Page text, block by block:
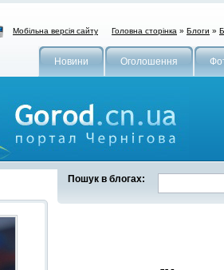
Мобільна версія сайту Головна сторінка » Блоги »
Новини Оголошення
Пошук в блогах: